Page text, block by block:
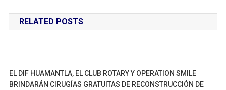
de
entradas
RELATED POSTS
EL DIF HUAMANTLA, EL CLUB ROTARY Y OPERATION SMILE
BRINDARÁN CIRUGÍAS GRATUITAS DE RECONSTRUCCIÓN DE